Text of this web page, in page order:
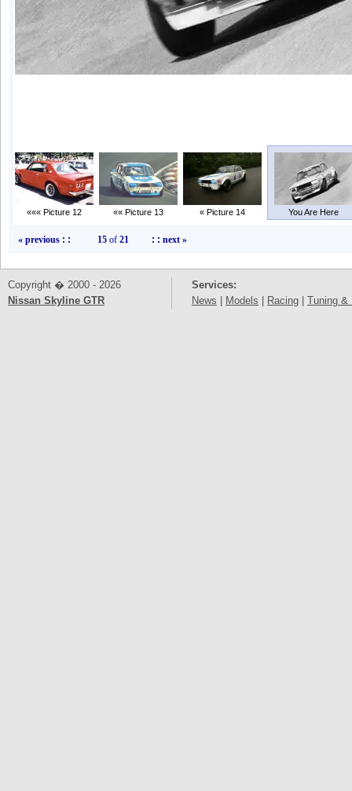
««« Picture 12 «« Picture 13 « Picture 14 You Are Here
« previous : : 15of 21 : : next »
Copyright � 2000 - 2026
Nissan Skyline GTR
Services:
News
Models Racing Tuning &